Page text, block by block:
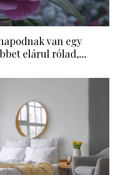
van egy
elárul rólad,...